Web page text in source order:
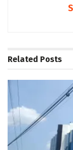
Related Posts